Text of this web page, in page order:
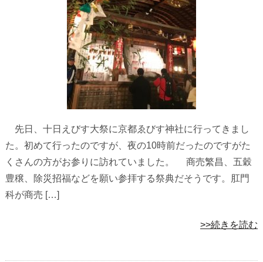
先日、十日えびす大祭に京都ゑびす神社に行ってきまし
た。初めて行ったのですが、夜の10時前だったのですがた
くさんの方がお参りに訪れていました。 商売繁昌、五穀
豊穣、除災招福などを願い参拝する祭典だそうです。肛門
科が商売 […]
>>続きを読む